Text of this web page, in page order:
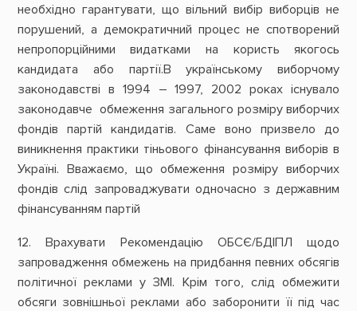
необхідно гарантувати, що вільний вибір виборців не
порушений, а демократичний процес не спотворений
непропорційними видатками на користь якогось
кандидата або партії.В українському виборчому
законодавстві в 1994 – 1997, 2002 роках існувало
законодавче обмеження загального розміру виборчих
фондів партій кандидатів. Саме воно призвело до
виникнення практики тіньового фінансування виборів в
Україні. Вважаємо, що обмеження розміру виборчих
фондів слід запроваджувати одночасно з державним
фінансуванням партій
12. Врахувати Рекомендацію ОБСЄ/БДІПЛ щодо
запровадження обмежень на придбання певних обсягів
політичної реклами у ЗМІ. Крім того, слід обмежити
обсяги зовнішньої реклами або заборонити її під час